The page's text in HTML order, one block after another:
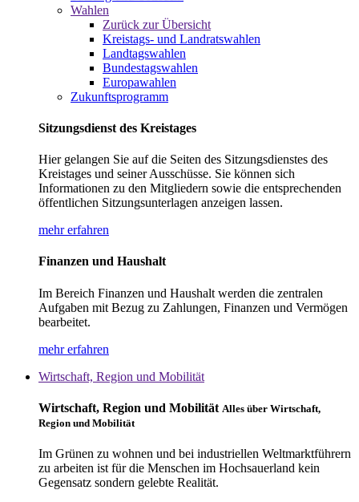
Wahlen
Zurück zur Übersicht
Kreistags- und Landratswahlen
Landtagswahlen
Bundestagswahlen
Europawahlen
Zukunftsprogramm
Sitzungsdienst des Kreistages
Hier gelangen Sie auf die Seiten des Sitzungsdienstes des
Kreistages und seiner Ausschüsse. Sie können sich
Informationen zu den Mitgliedern sowie die entsprechenden
öffentlichen Sitzungsunterlagen anzeigen lassen.
mehr erfahren
Finanzen und Haushalt
Im Bereich Finanzen und Haushalt werden die zentralen
Aufgaben mit Bezug zu Zahlungen, Finanzen und Vermögen
bearbeitet.
mehr erfahren
Wirtschaft, Region und Mobilität
Wirtschaft, Region und Mobilität Alles über Wirtschaft,
Region und Mobilität
Im Grünen zu wohnen und bei industriellen Weltmarktführern
zu arbeiten ist für die Menschen im Hochsauerland kein
Gegensatz sondern gelebte Realität.